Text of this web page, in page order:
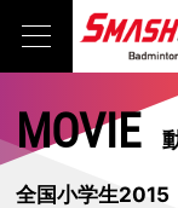
MOVIE
全国小学生2015